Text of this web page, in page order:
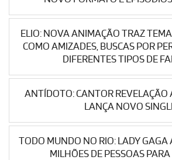
ELIO: NOVA ANIMAÇÃO TRAZ
COMO AMIZADES, BUSCAS POR
DIFERENTES TIPOS DE
ANTÍDOTO: CANTOR REVELAÇÃO
LANÇA NOVO
TODO MUNDO NO RIO: LADY GAGA
MILHÕES DE PESSOAS